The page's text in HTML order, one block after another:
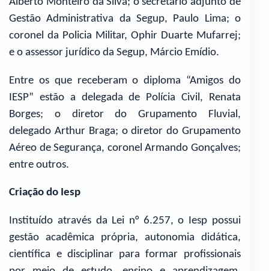
Gestão Administrativa da Segup, Paulo Lima; o
coronel da Policia Militar, Ophir Duarte Mufarrej;
e o assessor jurídico da Segup, Márcio Emídio.
Entre os que receberam o diploma “Amigos do
IESP” estão a delegada de Polícia Civil, Renata
Borges; o diretor do Grupamento Fluvial,
delegado Arthur Braga; o diretor do Grupamento
Aéreo de Segurança, coronel Armando Gonçalves;
entre outros.
Criação do Iesp
Instituído através da Lei n° 6.257, o Iesp possui
gestão acadêmica própria, autonomia didática,
científica e disciplinar para formar profissionais